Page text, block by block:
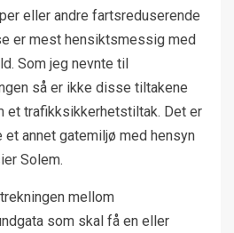
eller andre fartsreduserende
er mest hensiktsmessig med
Som jeg nevnte til
så er ikke disse tiltakene
et trafikksikkerhetstiltak. Det er
annet gatemiljø med hensyn
Solem.
mellom
som skal få en eller